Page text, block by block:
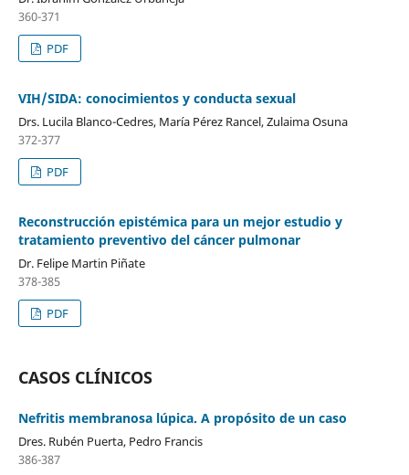
360-371
PDF
VIH/SIDA: conocimientos y conducta sexual
Drs. Lucila Blanco-Cedres, María Pérez Rancel, Zulaima Osuna
372-377
PDF
Reconstrucción epistémica para un mejor estudio y
tratamiento preventivo del cáncer pulmonar
Dr. Felipe Martin Piñate
378-385
PDF
CASOS CLÍNICOS
Nefritis membranosa lúpica. A propósito de un caso
Dres. Rubén Puerta, Pedro Francis
386-387